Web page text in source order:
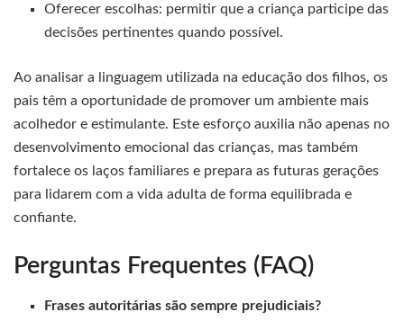
Oferecer escolhas: permitir que a criança participe das
decisões pertinentes quando possível.
Ao analisar a linguagem utilizada na educação dos filhos, os
pais têm a oportunidade de promover um ambiente mais
acolhedor e estimulante. Este esforço auxilia não apenas no
desenvolvimento emocional das crianças, mas também
fortalece os laços familiares e prepara as futuras gerações
para lidarem com a vida adulta de forma equilibrada e
confiante.
Perguntas Frequentes (FAQ)
Frases autoritárias são sempre prejudiciais?